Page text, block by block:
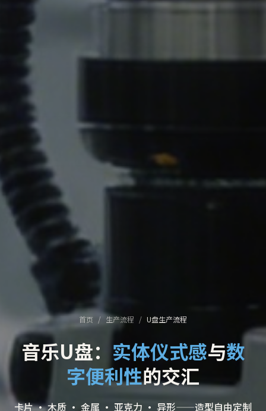
首页 / 生产流程 / U盘生产流程
音乐U盘： 实体仪式感与数
字便利性的交汇
卡片 · 木质 · 金属 · 亚克力 · 异形——造型自由定制